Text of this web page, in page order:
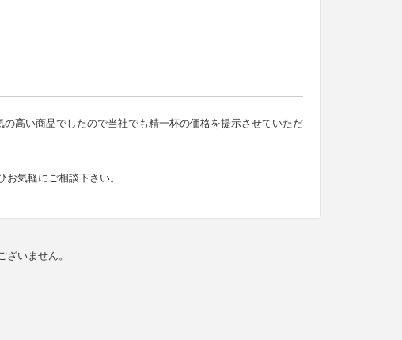
高い商品でしたので当社でも精一杯の価格を提示させていただ
気軽にご相談下さい。
いません。